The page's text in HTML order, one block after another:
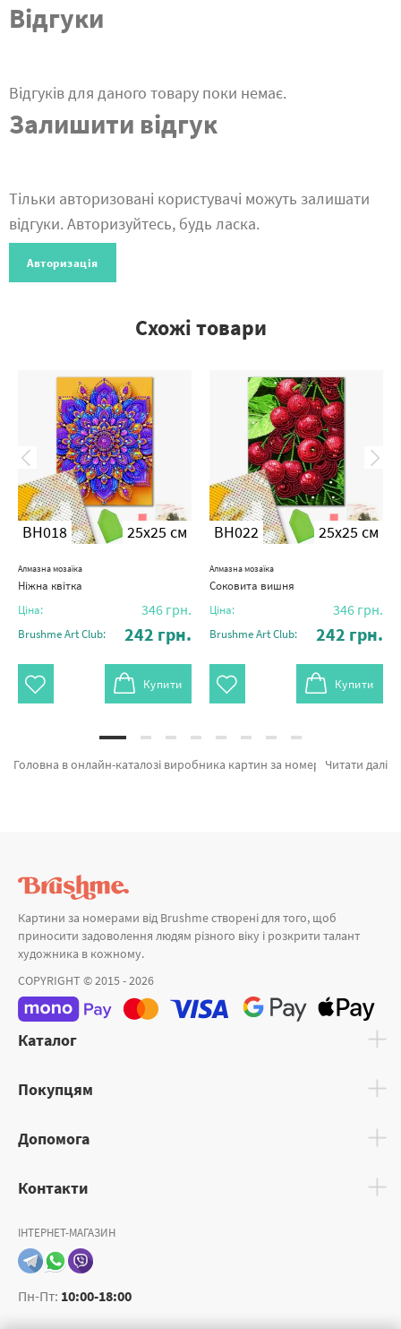
Відгуки
Відгуків для даного товару поки немає.
Залишити відгук
Тільки авторизовані користувачі можуть залишати
відгуки. Авторизуйтесь, будь ласка.
Авторизація
Схожі товари
BH018 25x25 см
Алмазна мозаїка
Ніжна квітка
Ціна: 346 грн.
Brushme Art Club: 242 грн.
Купити
BH022 25x25 см
Алмазна мозаїка
Соковита вишня
Ціна: 346 грн.
Brushme Art Club: 242 грн.
Купити
Читати далі
Головна в онлайн-каталозі виробника картин за номерами Brushme.com.ua. На вітрині є можливість обрати Квіти BH030 від лідируючого виробника Brushme який вражає унікальністю. Будь-який товар з розділу «» має попит у художників. Кольорові мухомори, Кольоровий єнот и Лис у квітах а также великий вибір позицій за привабливою ціною. При покупці Літак або картина за номерами романтична, блискавично привеземо в Дніпропетровськ або будь-які міста. Сова та\або картини за номерами дівчина, купуйте прямо зараз!
Картини за номерами від Brushme створені для того, щоб
приносити задоволення людям різного віку і розкрити талант
художника в кожному.
COPYRIGHT © 2015 - 2026
Каталог
Покупцям
Допомога
Контакти
ІНТЕРНЕТ-МАГАЗИН
Пн-Пт: 10:00-18:00